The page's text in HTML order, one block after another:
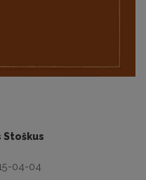
Stoškus
04-04